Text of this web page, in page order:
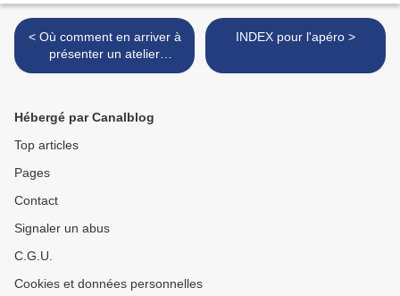
< Où comment en arriver à
présenter un atelier
culinaire à Vaison-la-
INDEX pour l'apéro >
Hébergé par Canalblog
Top articles
Pages
Contact
Signaler un abus
C.G.U.
Cookies et données personnelles